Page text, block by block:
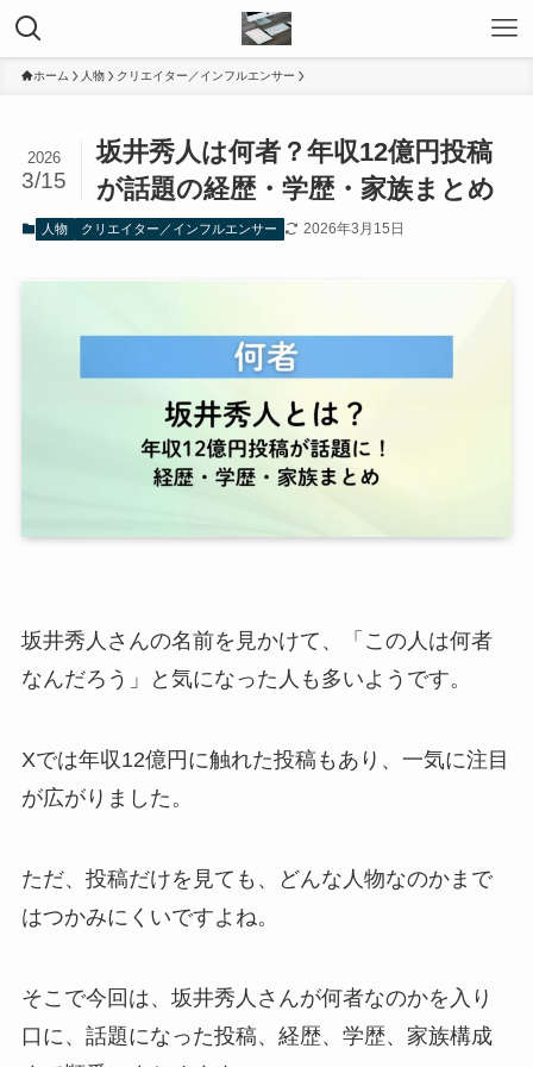
ホーム 人物 クリエイター／インフルエンサー
坂井秀人は何者？年収12億円投稿
が話題の経歴・学歴・家族まとめ
2026
3/15
人物 クリエイター／インフルエンサー 2026年3月15日
坂井秀人さんの名前を見かけて、「この人は何者
なんだろう」と気になった人も多いようです。
Xでは年収12億円に触れた投稿もあり、一気に注目
が広がりました。
ただ、投稿だけを見ても、どんな人物なのかまで
はつかみにくいですよね。
そこで今回は、坂井秀人さんが何者なのかを入り
口に、話題になった投稿、経歴、学歴、家族構成